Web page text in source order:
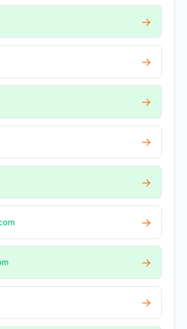
→
→
→
→
→
→
→
→